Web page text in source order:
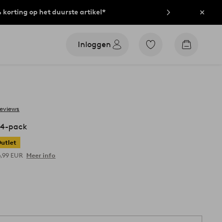
korting op het duurste artikel*
Inloggen
Ga
Go
pack
EUR Meer info